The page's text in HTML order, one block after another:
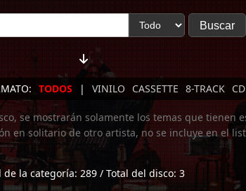
TODOS | VINILO CASSETTE 8-TRACK CD
se mostrarán solamente los temas que tienen
en solitario de otro artista, no se incluye en el
de la categoría: 289 / Total del disco: 3